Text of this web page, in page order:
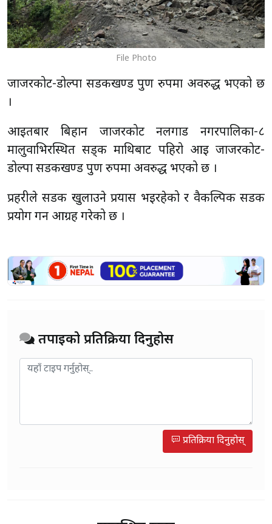
File Photo
जाजरकोट-डोल्पा सडकखण्ड पुर्ण रुपमा अवरुद्ध भएको छ
।
आइतबार बिहान जाजरकोट नलगाड नगरपालिका-८
मालुवाभिरस्थित सड्क माथिबाट पहिरो आई जाजरकोट-
डोल्पा सडकखण्ड पुर्ण रुपमा अवरुद्ध भएको छ ।
प्रहरीले सडक खुलाउने प्रयास भइरहेको र वैकल्पिक सडक
प्रयोग गर्न आग्रह गरेको छ ।
तपाईको प्रतिक्रिया दिनुहोस
प्रतिक्रिया दिनुहोस्